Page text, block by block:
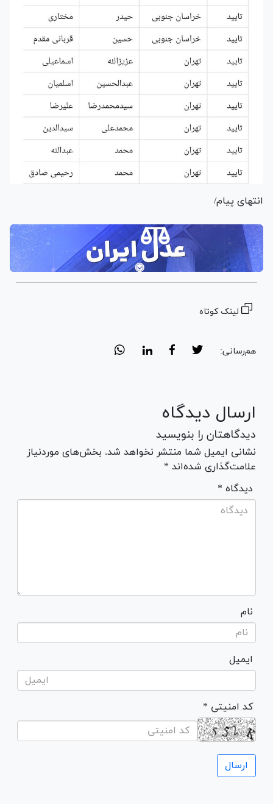
انتهای پیام/
لینک کوتاه
هم‌رسانی:
ارسال دیدگاه
دیدگاهتان را بنویسید
نشانی ایمیل شما منتشر نخواهد شد. بخش‌های موردنیاز
علامت‌گذاری شده‌اند *
* دیدگاه
نام
ایمیل
* کد امنیتی